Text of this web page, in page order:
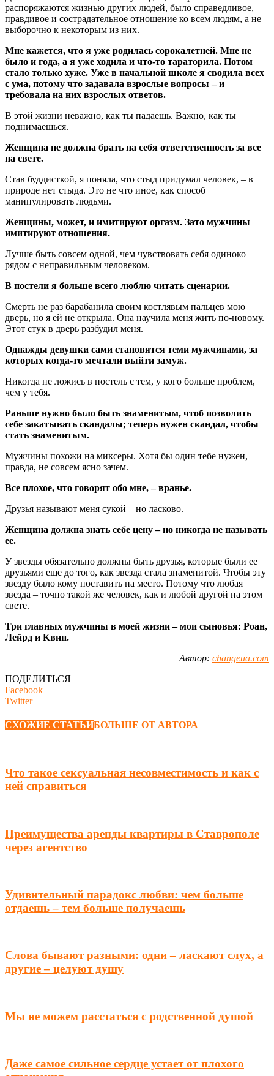
распоряжаются жизнью других людей, было справедливое,
правдивое и сострадательное отношение ко всем людям, а не
выборочно к некоторым из них.
Мне кажется, что я уже родилась сорокалетней. Мне не
было и года, а я уже ходила и что-то тараторила. Потом
стало только хуже. Уже в начальной школе я сводила всех
с ума, потому что задавала взрослые вопросы – и
требовала на них взрослых ответов.
В этой жизни неважно, как ты падаешь. Важно, как ты
поднимаешься.
Женщина не должна брать на себя ответственность за все
на свете.
Став буддисткой, я поняла, что стыд придумал человек, – в
природе нет стыда. Это не что иное, как способ
манипулировать людьми.
Женщины, может, и имитируют оргазм. Зато мужчины
имитируют отношения.
Лучше быть совсем одной, чем чувствовать себя одиноко
рядом с неправильным человеком.
В постели я больше всего люблю читать сценарии.
Смерть не раз барабанила своим костлявым пальцев мою
дверь, но я ей не открыла. Она научила меня жить по-новому.
Этот стук в дверь разбудил меня.
Однажды девушки сами становятся теми мужчинами, за
которых когда-то мечтали выйти замуж.
Никогда не ложись в постель с тем, у кого больше проблем,
чем у тебя.
Раньше нужно было быть знаменитым, чтоб позволить
себе закатывать скандалы; теперь нужен скандал, чтобы
стать знаменитым.
Мужчины похожи на миксеры. Хотя бы один тебе нужен,
правда, не совсем ясно зачем.
Все плохое, что говорят обо мне, – вранье.
Друзья называют меня сукой – но ласково.
Женщина должна знать себе цену – но никогда не называть
ее.
У звезды обязательно должны быть друзья, которые были ее
друзьями еще до того, как звезда стала знаменитой. Чтобы эту
звезду было кому поставить на место. Потому что любая
звезда – точно такой же человек, как и любой другой на этом
свете.
Три главных мужчины в моей жизни – мои сыновья: Роан,
Лейрд и Квин.
Автор: changeua.com
ПОДЕЛИТЬСЯ
Facebook
Twitter
СХОЖИЕ СТАТЬИБОЛЬШЕ ОТ АВТОРА
Что такое сексуальная несовместимость и как с
ней справиться
Преимущества аренды квартиры в Ставрополе
через агентство
Удивительный парадокс любви: чем больше
отдаешь – тем больше получаешь
Слова бывают разными: одни – ласкают слух, а
другие – целуют душу
Мы не можем расстаться с родственной душой
Даже самое сильное сердце устает от плохого